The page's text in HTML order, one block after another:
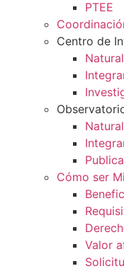
PTEE
Centro de
Cómo ser
Valor